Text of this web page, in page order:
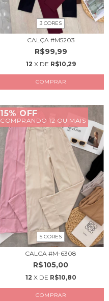
3 CORES
CALÇA #M5203
R$99,99
12 X DE R$10,29
COMPRAR
15% OFF
COMPRANDO 12 OU MAIS
5 CORES
CALCA #M-6308
R$105,00
12 X DE R$10,80
COMPRAR